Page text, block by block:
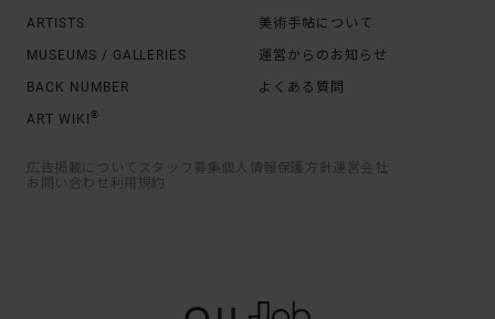
ARTISTS
MUSEUMS / GALLERIES
BACK NUMBER
ART WIKI ®
美術手帖について
運営からのお知らせ
よくある質問
広告掲載について スタッフ募集 個人情報保護方針
運営会社
お問い合わせ
利用規約